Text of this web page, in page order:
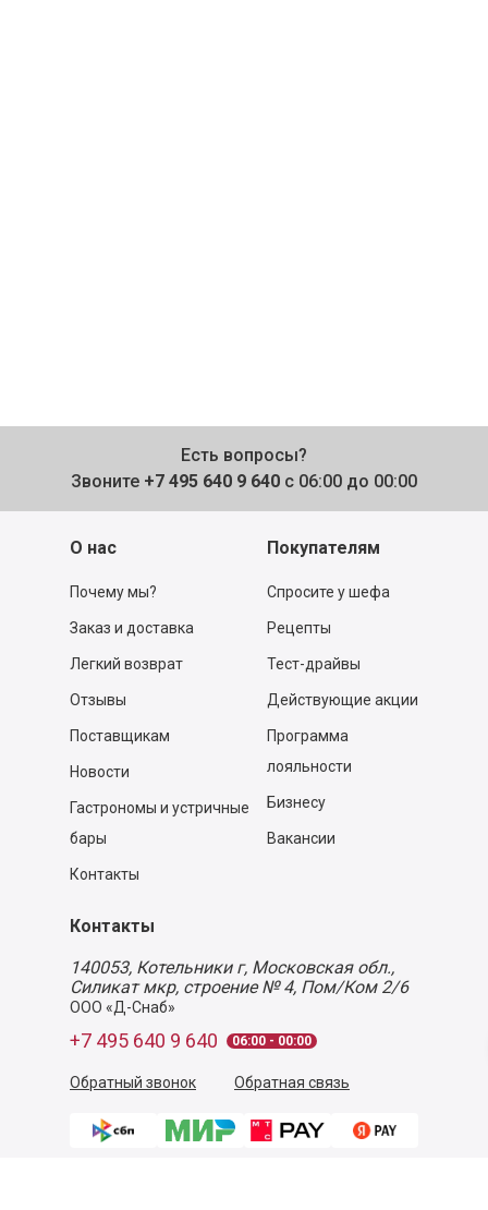
Есть вопросы?
Звоните +7 495 640 9 640 с 06:00 до 00:00
О нас
Почему мы?
Заказ и доставка
Легкий возврат
Отзывы
Поставщикам
Новости
Гастрономы и устричные
бары
Контакты
Покупателям
Спросите у шефа
Рецепты
Тест-драйвы
Действующие акции
Программа
лояльности
Бизнесу
Вакансии
Контакты
140053, Котельники г, Московская обл.,
Силикат мкр, строение № 4, Пом/Ком 2/6
ООО «Д-Снаб»
+7 495 640 9 640 06:00 - 00:00
Обратный звонок Обратная связь